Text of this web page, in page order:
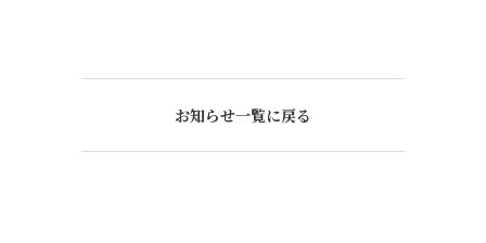
お知らせ一覧に戻る